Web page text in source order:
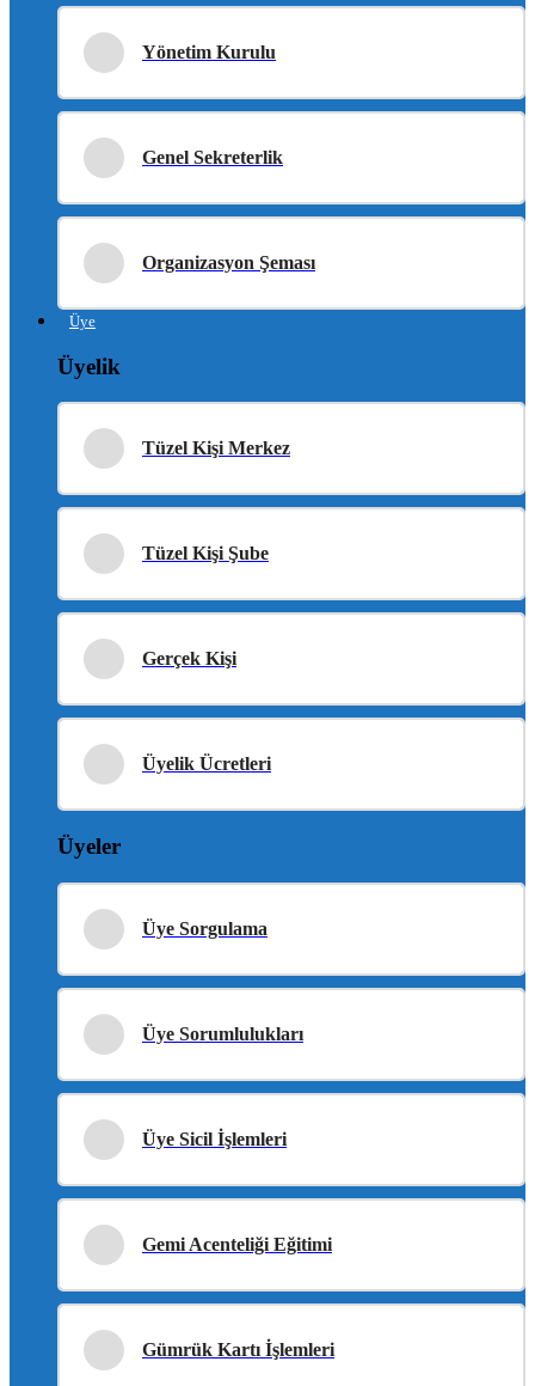
Yönetim Kurulu
Genel Sekreterlik
Organizasyon Şeması
Üye
Üyelik
Tüzel Kişi Merkez
Tüzel Kişi Şube
Gerçek Kişi
Üyelik Ücretleri
Üyeler
Üye Sorgulama
Üye Sorumlulukları
Üye Sicil İşlemleri
Gemi Acenteliği Eğitimi
Gümrük Kartı İşlemleri